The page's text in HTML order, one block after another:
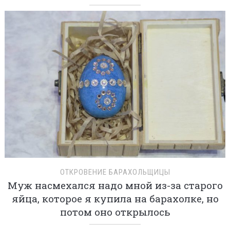
ОТКРОВЕНИЕ БАРАХОЛЬЩИЦЫ
Муж насмехался надо мной из-за старого
яйца, которое я купила на барахолке, но
потом оно открылось